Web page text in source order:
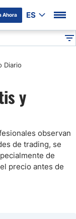
Ahora ES
Diario
y
observan
de trading, se
de
precio antes de